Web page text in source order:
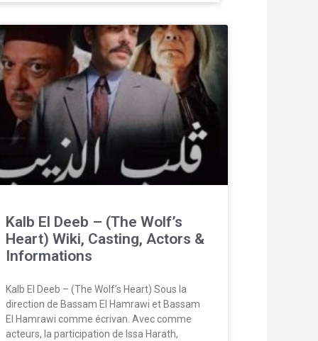
Kalb El Deeb – (The Wolf’s
Heart) Wiki, Casting, Actors &
Informations
Kalb El Deeb – (The Wolf’s Heart) Sous la
direction de Bassam El Hamrawi et Bassam
El Hamrawi comme écrivan. Avec comme
acteurs, la participation de Issa Harath,